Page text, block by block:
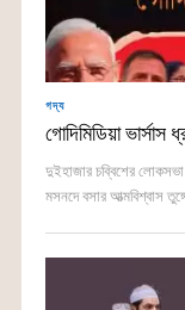
গদ্য
গোদিমিডিয়া
দুইহাজার চব্বিশের লোকসভা
মসনদে বসার আত্মবিশ্বাস